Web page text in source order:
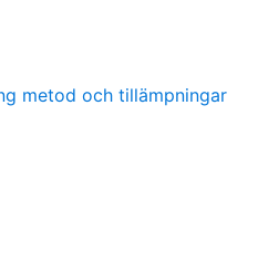
metod och tillämpningar